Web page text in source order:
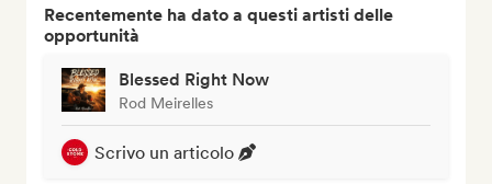
Recentemente ha dato a questi artisti delle
opportunità
Blessed Right Now
Rod Meirelles
Scrivo un articolo